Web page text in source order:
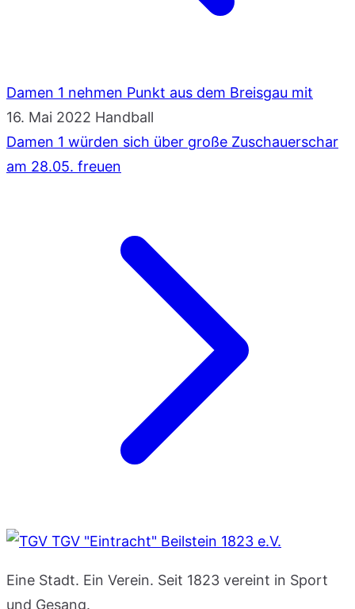
Damen 1 nehmen Punkt aus dem Breisgau mit
16. Mai 2022 Handball
Damen 1 würden sich über große Zuschauerschar
am 28.05. freuen
TGV "Eintracht" Beilstein 1823 e.V.
Eine Stadt. Ein Verein. Seit 1823 vereint in Sport
und Gesang.